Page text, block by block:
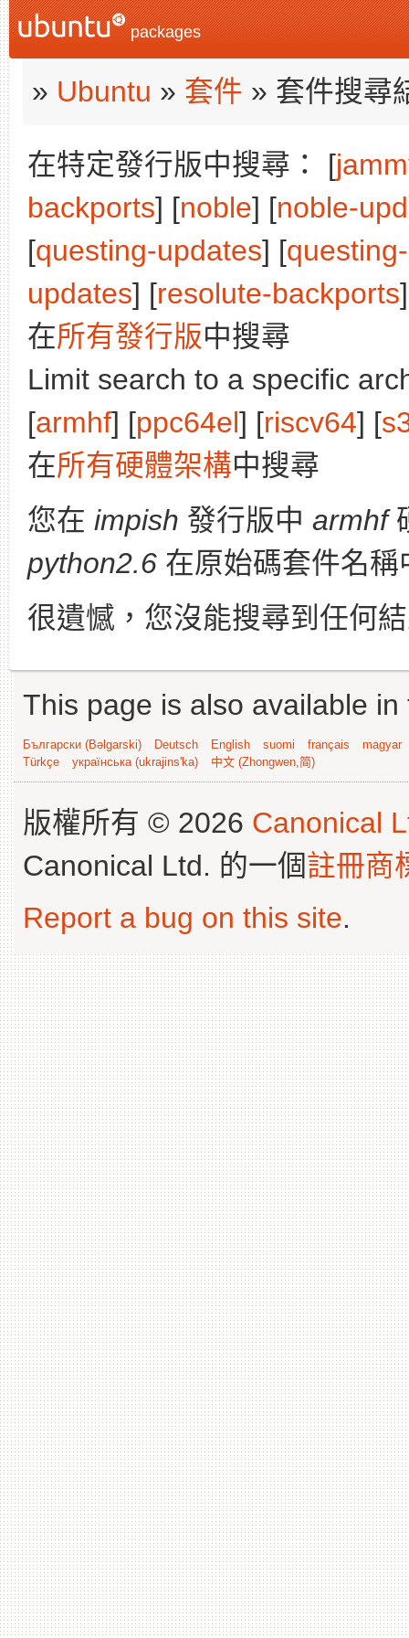
packages
» Ubuntu » 套件 » 套件搜尋
在特定發行版中搜尋： [
backports] [noble] [noble-
[questing-updates] [
updates] [resolute-backports
在所有發行版中搜尋
Limit search to a specific
[armhf] [ppc64el] [riscv64] [
在所有硬體架構中搜尋
您在 impish 發行版中 armhf
python2.6 在原始碼套件名
很遺憾，您沒能搜尋到任何
This page is also available
Български (Bəlgarski) Deutsch English suomi français
magyar
Türkçe
українська (ukrajins'ka) 中文 (Zhongwen,简)
版權所有 © 2026 Canonical
Canonical Ltd. 的一個註冊商
Report a bug on this site.